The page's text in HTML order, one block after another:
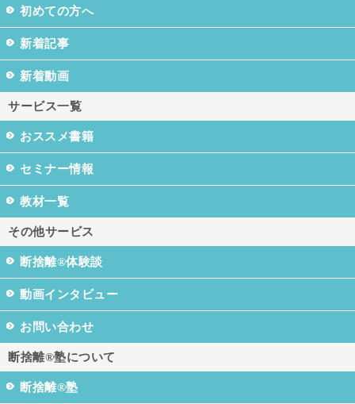
初めての方へ
新着記事
新着動画
サービス一覧
おススメ書籍
セミナー情報
教材一覧
その他サービス
断捨離®体験談
動画インタビュー
お問い合わせ
断捨離®塾について
断捨離®塾